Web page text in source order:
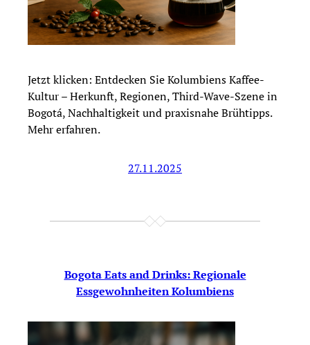
Jetzt klicken: Entdecken Sie Kolumbiens Kaffee-
Kultur – Herkunft, Regionen, Third-Wave-Szene in
Bogotá, Nachhaltigkeit und praxisnahe Brühtipps.
Mehr erfahren.
27.11.2025
Bogota Eats and Drinks: Regionale
Essgewohnheiten Kolumbiens